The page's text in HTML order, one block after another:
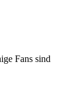
Fans sind